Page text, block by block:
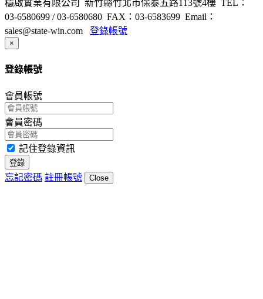
穩啟實業有限公司 新竹縣竹北市保泰五路113號4樓 TEL：
03-6580699 / 03-6580680 FAX：03-6583699 Email：
sales@state-win.com
登錄帳號
×
登錄帳號
會員帳號
會員密碼
記住登錄資訊
登錄
忘記密碼 註冊帳號 Close